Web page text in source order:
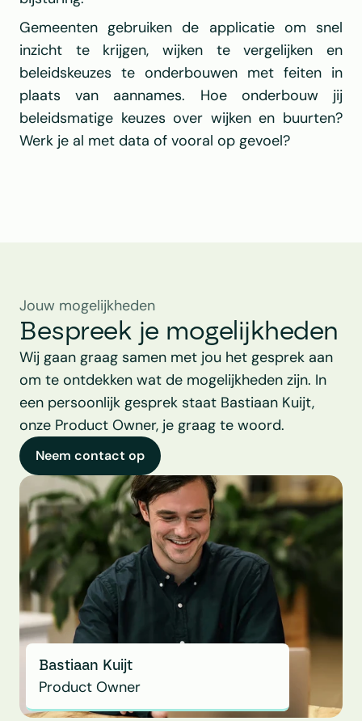
Gemeenten gebruiken de applicatie om snel
inzicht te krijgen, wijken te vergelijken en
beleidskeuzes te onderbouwen met feiten in
plaats van aannames. Hoe onderbouw jij
beleidsmatige keuzes over wijken en buurten?
Werk je al met data of vooral op gevoel?
Bastiaan Kuijt
Product Owner
Jouw mogelijkheden
Bespreek je mogelijkheden
Wij gaan graag samen met jou het gesprek aan
om te ontdekken wat de mogelijkheden zijn. In
een persoonlijk gesprek staat Bastiaan Kuijt,
onze Product Owner, je graag te woord.
Neem contact op